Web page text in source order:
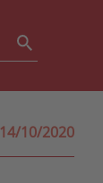
14/10/2020